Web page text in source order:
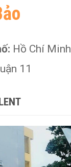
Hồ Chí Minh
11